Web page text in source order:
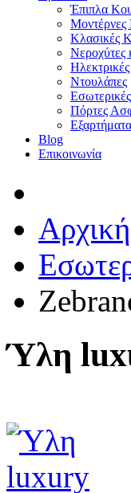
Έπιπλα
Μοντέρνες
Κλασικές
Νεροχύτες
Ντουλάπες
Πόρτες
Blog
Επικοινωνία
Ύλη